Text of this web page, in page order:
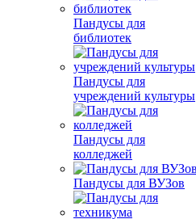
Пандусы для
библиотек
Пандусы для
учреждений культуры
Пандусы для
колледжей
Пандусы для ВУЗов